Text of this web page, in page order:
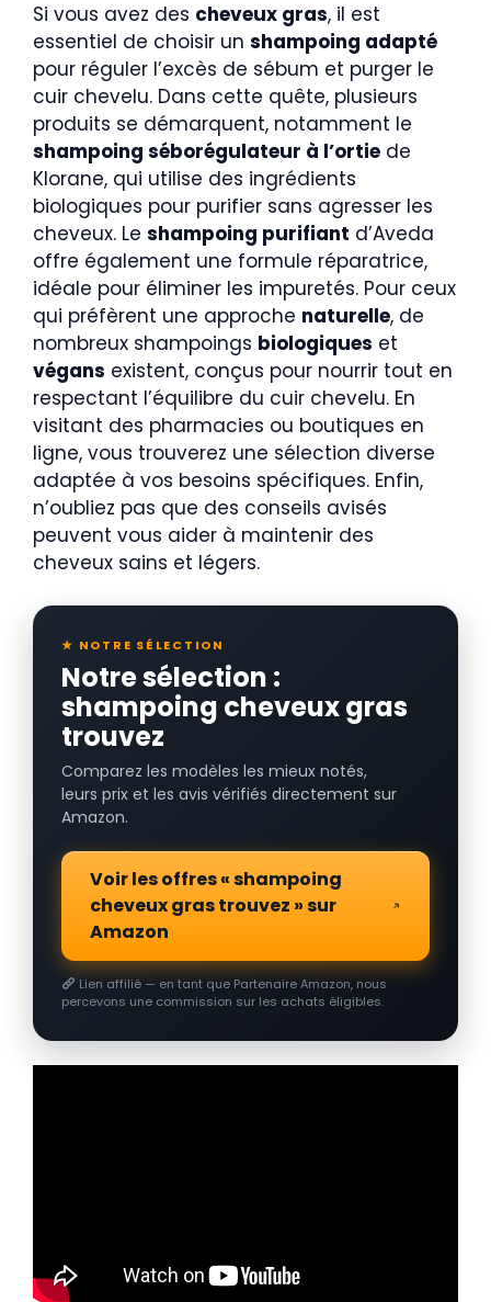
Si vous avez des cheveux gras, il est
essentiel de choisir un shampoing adapté
pour réguler l’excès de sébum et purger le
cuir chevelu. Dans cette quête, plusieurs
produits se démarquent, notamment le
shampoing séborégulateur à l’ortie de
Klorane, qui utilise des ingrédients
biologiques pour purifier sans agresser les
cheveux. Le shampoing purifiant d’Aveda
offre également une formule réparatrice,
idéale pour éliminer les impuretés. Pour ceux
qui préfèrent une approche naturelle, de
nombreux shampoings biologiques et
végans existent, conçus pour nourrir tout en
respectant l’équilibre du cuir chevelu. En
visitant des pharmacies ou boutiques en
ligne, vous trouverez une sélection diverse
adaptée à vos besoins spécifiques. Enfin,
n’oubliez pas que des conseils avisés
peuvent vous aider à maintenir des
cheveux sains et légers.
★ NOTRE SÉLECTION
Notre sélection :
shampoing cheveux gras
trouvez
Comparez les modèles les mieux notés,
leurs prix et les avis vérifiés directement sur
Amazon.
Voir les offres « shampoing
cheveux gras trouvez » sur
Amazon
Lien affilié — en tant que Partenaire Amazon, nous
percevons une commission sur les achats éligibles.